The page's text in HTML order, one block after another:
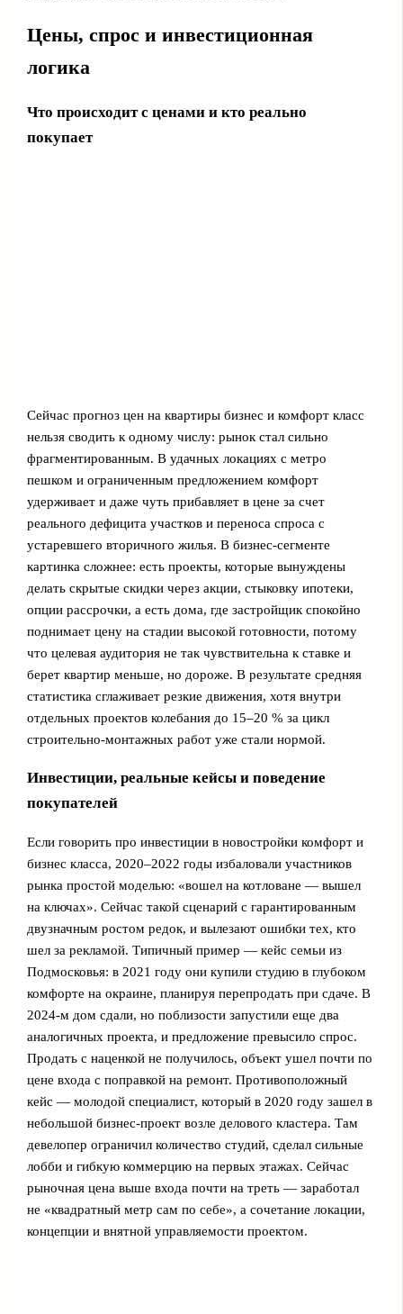
Цены, спрос и инвестиционная
логика
Что происходит с ценами и кто реально
покупает
Сейчас прогноз цен на квартиры бизнес и комфорт класс
нельзя сводить к одному числу: рынок стал сильно
фрагментированным. В удачных локациях с метро
пешком и ограниченным предложением комфорт
удерживает и даже чуть прибавляет в цене за счет
реального дефицита участков и переноса спроса с
устаревшего вторичного жилья. В бизнес-сегменте
картинка сложнее: есть проекты, которые вынуждены
делать скрытые скидки через акции, стыковку ипотеки,
опции рассрочки, а есть дома, где застройщик спокойно
поднимает цену на стадии высокой готовности, потому
что целевая аудитория не так чувствительна к ставке и
берет квартир меньше, но дороже. В результате средняя
статистика сглаживает резкие движения, хотя внутри
отдельных проектов колебания до 15–20 % за цикл
строительно-монтажных работ уже стали нормой.
Инвестиции, реальные кейсы и поведение
покупателей
Если говорить про инвестиции в новостройки комфорт и
бизнес класса, 2020–2022 годы избаловали участников
рынка простой моделью: «вошел на котловане — вышел
на ключах». Сейчас такой сценарий с гарантированным
двузначным ростом редок, и вылезают ошибки тех, кто
шел за рекламой. Типичный пример — кейс семьи из
Подмосковья: в 2021 году они купили студию в глубоком
комфорте на окраине, планируя перепродать при сдаче. В
2024-м дом сдали, но поблизости запустили еще два
аналогичных проекта, и предложение превысило спрос.
Продать с наценкой не получилось, объект ушел почти по
цене входа с поправкой на ремонт. Противоположный
кейс — молодой специалист, который в 2020 году зашел в
небольшой бизнес-проект возле делового кластера. Там
девелопер ограничил количество студий, сделал сильные
лобби и гибкую коммерцию на первых этажах. Сейчас
рыночная цена выше входа почти на треть — заработал
не «квадратный метр сам по себе», а сочетание локации,
концепции и внятной управляемости проектом.